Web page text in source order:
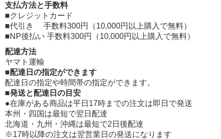
支払方法と手数料
■クレジットカード
■代引き 手数料300円（10,000円以上購入で無料）
■NP後払い 手数料300円（10,000円以上購入で無料）
配達方法
ヤマト運輸
■配達日の指定ができます
配達日の指定や時間帯の指定ができます。
■発送と配達日の目安
●在庫がある商品は平日17時までの注文は即日で発送
本州・四国は最短で翌日配達
北海道・九州・沖縄は最短で2日後配達
※17時以降の注文は翌営業日の発送になります